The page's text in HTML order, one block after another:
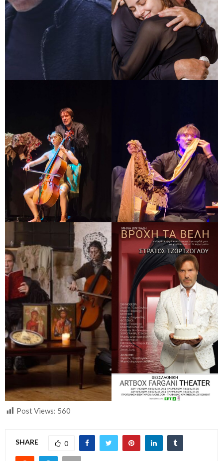
Post Views: 560
SHARE 0